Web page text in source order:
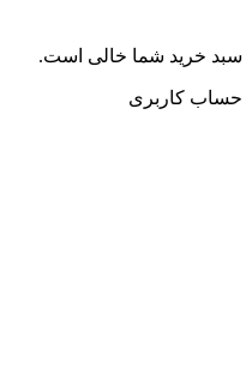
سبد خرید شما خالی است.
حساب کاربری